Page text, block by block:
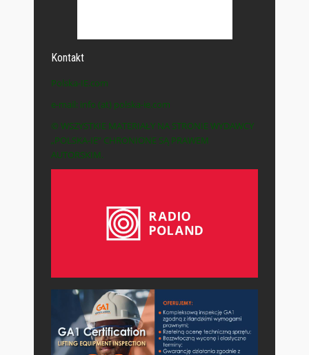
Kontakt
Polska-IE.com
e-mail: info (at) polska-ie.com
© WSZYSTKIE MATERIAŁY NA STRONIE WYDAWCY
„POLSKA-IE” CHRONIONE SĄ PRAWEM
AUTORSKIM.